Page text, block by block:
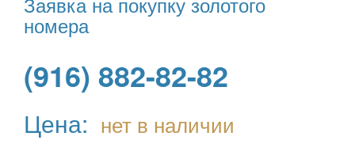
номера
(916) 882-82-82
Цена: нет в наличии